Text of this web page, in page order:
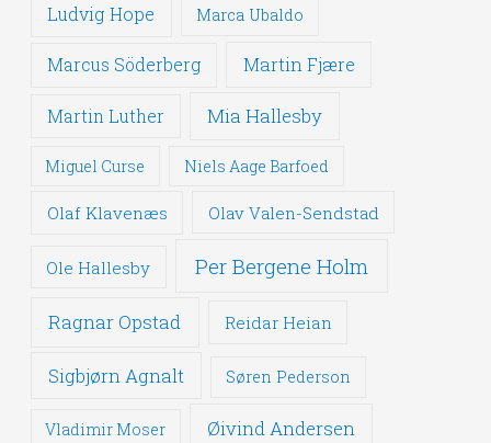
Ludvig Hope Marca Ubaldo
Marcus Söderberg Martin Fjære
Martin Luther Mia Hallesby
Miguel Curse Niels Aage Barfoed
Olaf Klavenæs Olav Valen-Sendstad
Ole Hallesby Per Bergene Holm
Ragnar Opstad Reidar Heian
Sigbjørn Agnalt Søren Pederson
Vladimir Moser Øivind Andersen